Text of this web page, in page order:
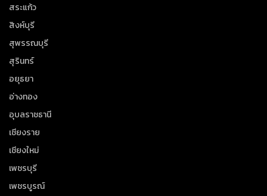
สระแก้ว
สิงห์บุรี
สุพรรณบุรี
สุรินทร์
อยุธยา
อ่างทอง
อุบลราชธานี
เชียงราย
เชียงใหม่
เพชรบุรี
เพชรบูรณ์